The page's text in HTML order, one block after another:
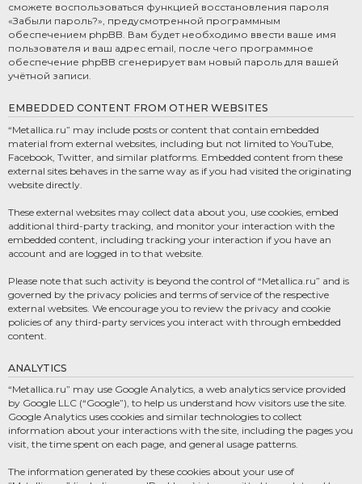
сможете воспользоваться функцией восстановления пароля
«Забыли пароль?», предусмотренной программным
обеспечением phpBB. Вам будет необходимо ввести ваше имя
пользователя и ваш адрес email, после чего программное
обеспечение phpBB сгенерирует вам новый пароль для вашей
учётной записи.
EMBEDDED CONTENT FROM OTHER WEBSITES
“Metallica.ru” may include posts or content that contain embedded
material from external websites, including but not limited to YouTube,
Facebook, Twitter, and similar platforms. Embedded content from these
external sites behaves in the same way as if you had visited the originating
website directly.
These external websites may collect data about you, use cookies, embed
additional third-party tracking, and monitor your interaction with the
embedded content, including tracking your interaction if you have an
account and are logged in to that website.
Please note that such activity is beyond the control of “Metallica.ru” and is
governed by the privacy policies and terms of service of the respective
external websites. We encourage you to review the privacy and cookie
policies of any third-party services you interact with through embedded
content.
ANALYTICS
“Metallica.ru” may use Google Analytics, a web analytics service provided
by Google LLC (“Google”), to help us understand how visitors use the site.
Google Analytics uses cookies and similar technologies to collect
information about your interactions with the site, including the pages you
visit, the time spent on each page, and general usage patterns.
The information generated by these cookies about your use of